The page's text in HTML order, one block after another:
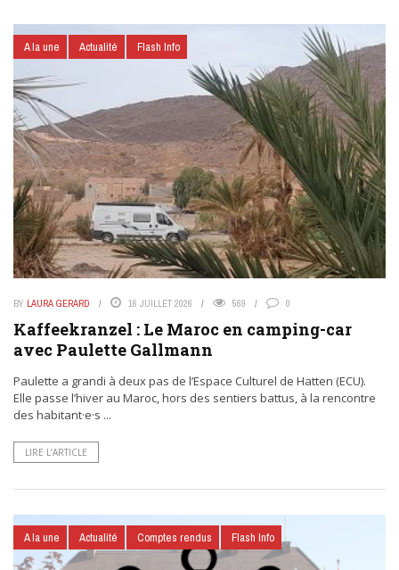
A la une Actualité Flash Info
BY LAURA GERARD 16 JUILLET 2026 569 0
Kaffeekranzel : Le Maroc en camping-car
avec Paulette Gallmann
Paulette a grandi à deux pas de l’Espace Culturel de Hatten (ECU).
Elle passe l’hiver au Maroc, hors des sentiers battus, à la rencontre
des habitant·e·s ...
LIRE L’ARTICLE
A la une Actualité Comptes rendus Flash Info